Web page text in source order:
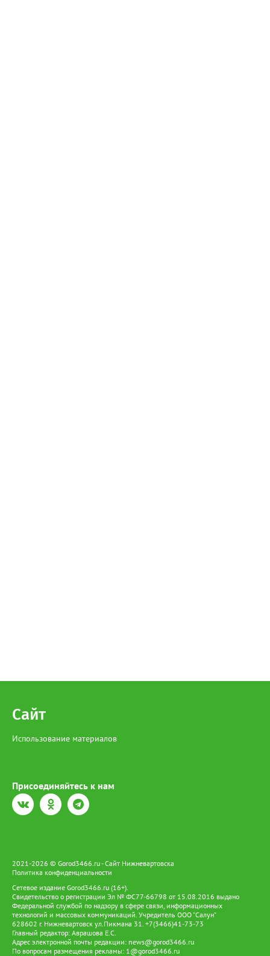
Сайт
Использование материалов
Присоединяйтесь к нам
2021-2026 © Gorod3466.ru - Сайт Нижневартовска
Политика конфиденциальности
Сетевое издание Gorod3466.ru (16+).
Свидетельство о регистрации Эл № ФС77-66798 от 15.08.2016 выдано
Федеральной службой по надзору в сфере связи, информационных
технологий и массовых коммуникаций. Учредитель ООО "Салун"
628602 г. Нижневартовск ул.Пикмана 31. +7(3466)41-73-73
Главный редактор: Аврашова Е.С.
Адрес электронной почты редакции: news@gorod3466.ru
По вопросам размещения рекламы: 1@gorod3466.ru